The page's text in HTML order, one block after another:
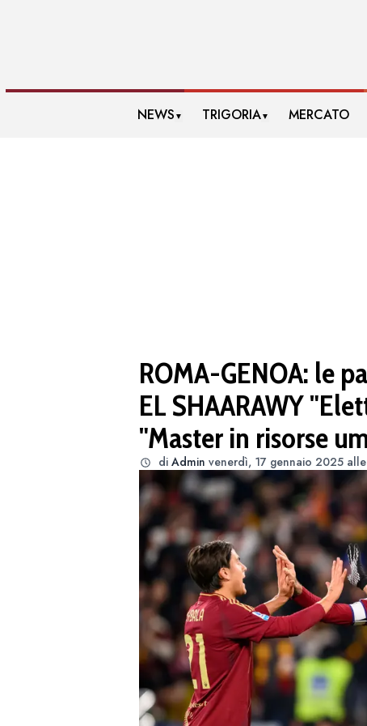
NEWS ▼ TRIGORIA▼ MERCATO
ROMA-GENOA: le
EL SHAARAWY
"Master in risorse
di Admin venerdì, 17 gennaio 2025